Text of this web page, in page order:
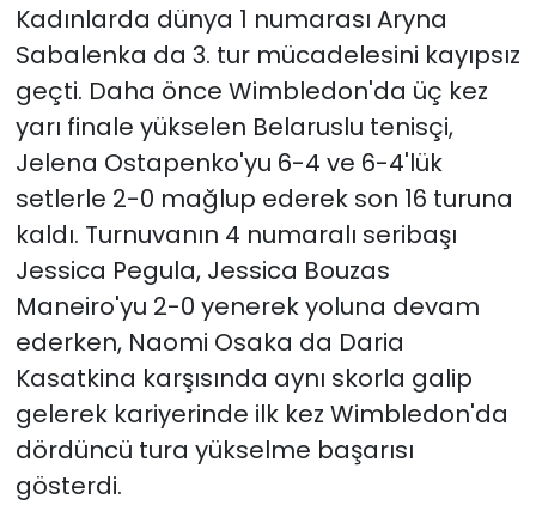
Kadınlarda dünya 1 numarası Aryna
Sabalenka da 3. tur mücadelesini kayıpsız
geçti. Daha önce Wimbledon'da üç kez
yarı finale yükselen Belaruslu tenisçi,
Jelena Ostapenko'yu 6-4 ve 6-4'lük
setlerle 2-0 mağlup ederek son 16 turuna
kaldı. Turnuvanın 4 numaralı seribaşı
Jessica Pegula, Jessica Bouzas
Maneiro'yu 2-0 yenerek yoluna devam
ederken, Naomi Osaka da Daria
Kasatkina karşısında aynı skorla galip
gelerek kariyerinde ilk kez Wimbledon'da
dördüncü tura yükselme başarısı
gösterdi.